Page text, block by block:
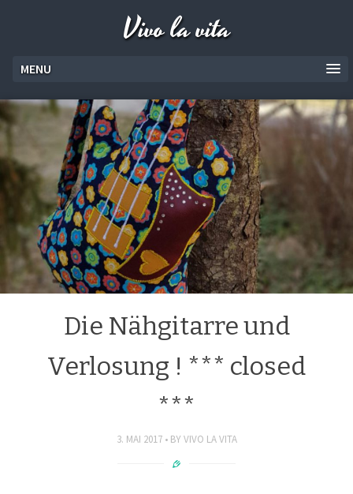
Vivo la vita
MENU
Die Nähgitarre und
Verlosung ! *** closed
***
3. MAI 2017 BY VIVO LA VITA